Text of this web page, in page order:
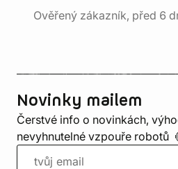
Ověřený zákazník, před 6
Novinky mailem
Čerstvé info o novinkách,
nevyhnutelné vzpouře robotů